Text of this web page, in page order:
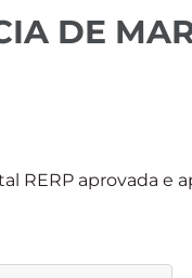
DE
RERP aprovada e